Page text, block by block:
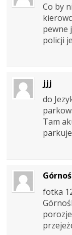
Co by
pewne
policji
jjj
do
Tam
fotka